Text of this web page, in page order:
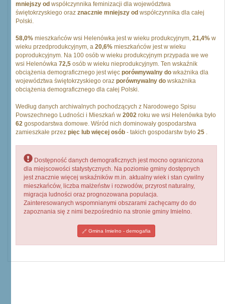
mniejszy od współczynnika feminizacji dla województwa
świętokrzyskiego oraz znacznie mniejszy od współczynnika dla całej
Polski.
58,0% mieszkańców wsi Helenówka jest w wieku produkcyjnym, 21,4% w
wieku przedprodukcyjnym, a 20,6% mieszkańców jest w wieku
poprodukcyjnym. Na 100 osób w wieku produkcyjnym przypada we we
wsi Helenówka 72,5 osób w wieku nieprodukcyjnym. Ten wskaźnik
obciążenia demograficznego jest więc porównywalny do wkażnika dla
województwa świętokrzyskiego oraz porównywalny do wskażnika
obciążenia demograficznego dla całej Polski.
Według danych archiwalnych pochodzących z Narodowego Spisu
Powszechnego Ludności i Mieszkań w 2002 roku we wsi Helenówka było
62 gospodarstwa domowe. Wśród nich dominowały gospodarstwa
zamieszkałe przez pięc lub więcej osób - takich gospodarstw było 25 .
Dostępność danych demograficznych jest mocno ograniczona
dla miejscowości statystycznych. Na poziomie gminy dostępnych
jest znacznie więcej wskaźników m.in. aktualny wiek i stan cywilny
mieszkańców, liczba małżeństw i rozwodów, przyrost naturalny,
migracja ludności oraz prognozowana populacja.
Zainteresowanych wspomnianymi obszarami zachęcamy do do
zapoznania się z nimi bezpośrednio na stronie gminy Imielno.
Gmina Imielno - demogafia